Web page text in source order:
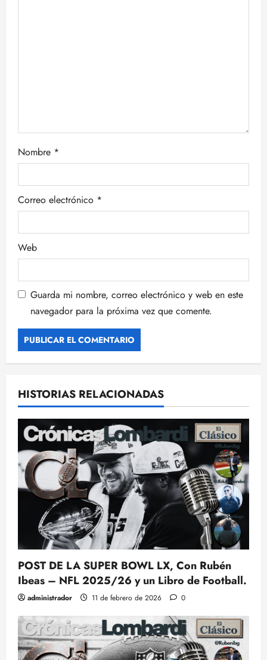
r
a
d
a
s
Nombre *
Correo electrónico *
Web
Guarda mi nombre, correo electrónico y web en este
navegador para la próxima vez que comente.
HISTORIAS RELACIONADAS
POST DE LA SUPER BOWL LX, Con Rubén
Ibeas – NFL 2025/26 y un Libro de Football.
administrador 11 de febrero de 2026 0